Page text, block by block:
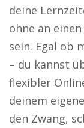
deine
ohne an
sein. Egal ob
– du kannst
flexibler
deinem
den Zwang,